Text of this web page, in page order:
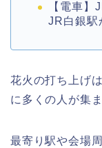
【電車
JR白銀駅
花火の打ち上げ
に多くの人が集
最寄り駅や会場